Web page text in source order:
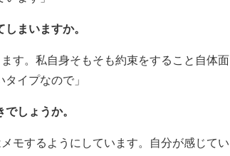
まいますか。
す。私自身そもそも約束をすること自体面
イプなので」
しょうか。
モするようにしています。自分が感じてい